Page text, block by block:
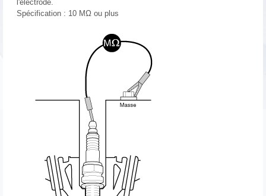
l'électrode.
Spécification : 10 MΩ ou plus